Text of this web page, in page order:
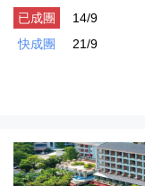
已成團
14/9
快成團
21/9